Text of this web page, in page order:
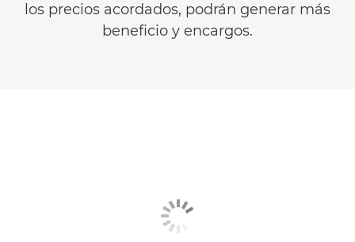
los precios acordados, podrán generar más
beneficio y encargos.